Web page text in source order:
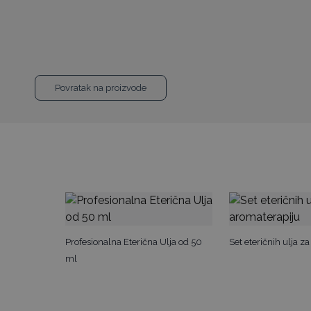
Povratak na proizvode
Profesionalna Eterična Ulja od 50
ml
Set eteričnih ulja